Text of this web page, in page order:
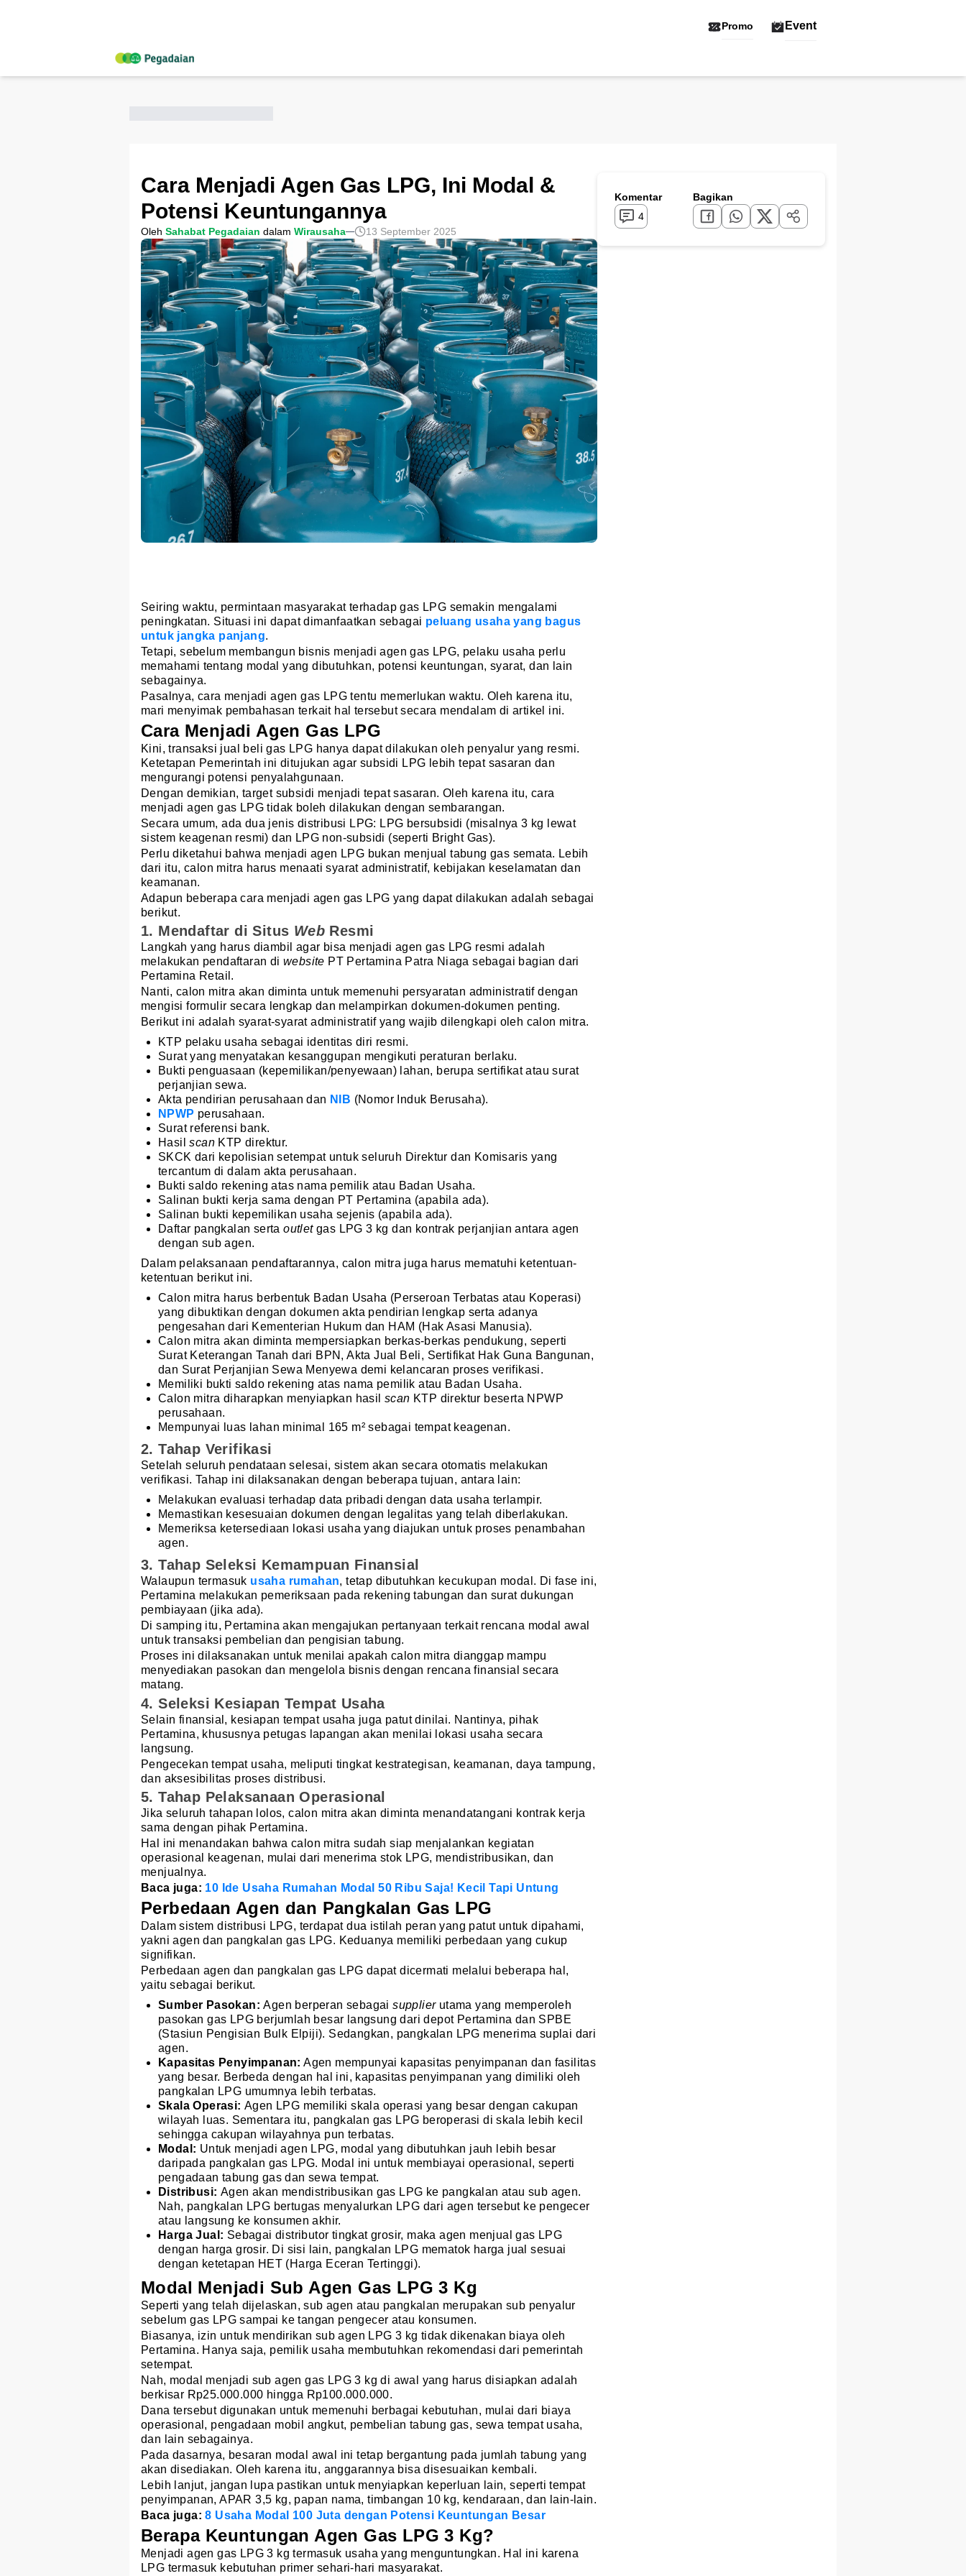
Promo Event
Cara Menjadi Agen Gas LPG, Ini Modal &
Potensi Keuntungannya
Oleh Sahabat Pegadaian dalam Wirausaha 13 September 2025
Seiring waktu, permintaan masyarakat terhadap gas LPG semakin mengalami
peningkatan. Situasi ini dapat dimanfaatkan sebagai peluang usaha yang bagus
untuk jangka panjang.
Tetapi, sebelum membangun bisnis menjadi agen gas LPG, pelaku usaha perlu
memahami tentang modal yang dibutuhkan, potensi keuntungan, syarat, dan lain
sebagainya.
Pasalnya, cara menjadi agen gas LPG tentu memerlukan waktu. Oleh karena itu,
mari menyimak pembahasan terkait hal tersebut secara mendalam di artikel ini.
Cara Menjadi Agen Gas LPG
Kini, transaksi jual beli gas LPG hanya dapat dilakukan oleh penyalur yang resmi.
Ketetapan Pemerintah ini ditujukan agar subsidi LPG lebih tepat sasaran dan
mengurangi potensi penyalahgunaan.
Dengan demikian, target subsidi menjadi tepat sasaran. Oleh karena itu, cara
menjadi agen gas LPG tidak boleh dilakukan dengan sembarangan.
Secara umum, ada dua jenis distribusi LPG: LPG bersubsidi (misalnya 3 kg lewat
sistem keagenan resmi) dan LPG non-subsidi (seperti Bright Gas).
Perlu diketahui bahwa menjadi agen LPG bukan menjual tabung gas semata. Lebih
dari itu, calon mitra harus menaati syarat administratif, kebijakan keselamatan dan
keamanan.
Adapun beberapa cara menjadi agen gas LPG yang dapat dilakukan adalah sebagai
berikut.
1. Mendaftar di Situs Web Resmi
Langkah yang harus diambil agar bisa menjadi agen gas LPG resmi adalah
melakukan pendaftaran di website PT Pertamina Patra Niaga sebagai bagian dari
Pertamina Retail.
Nanti, calon mitra akan diminta untuk memenuhi persyaratan administratif dengan
mengisi formulir secara lengkap dan melampirkan dokumen-dokumen penting.
Berikut ini adalah syarat-syarat administratif yang wajib dilengkapi oleh calon mitra.
KTP pelaku usaha sebagai identitas diri resmi.
Surat yang menyatakan kesanggupan mengikuti peraturan berlaku.
Bukti penguasaan (kepemilikan/penyewaan) lahan, berupa sertifikat atau surat
perjanjian sewa.
Akta pendirian perusahaan dan NIB (Nomor Induk Berusaha).
NPWP perusahaan.
Surat referensi bank.
Hasilscan KTP direktur.
SKCK dari kepolisian setempat untuk seluruh Direktur dan Komisaris yang
tercantum di dalam akta perusahaan.
Bukti saldo rekening atas nama pemilik atau Badan Usaha.
Salinan bukti kerja sama dengan PT Pertamina (apabila ada).
Salinan bukti kepemilikan usaha sejenis (apabila ada).
Daftar pangkalan sertaoutletgas LPG 3 kg dan kontrak perjanjian antara agen
dengan sub agen.
Dalam pelaksanaan pendaftarannya, calon mitra juga harus mematuhi ketentuan-
ketentuan berikut ini.
Calon mitra harus berbentuk Badan Usaha (Perseroan Terbatas atau Koperasi)
yang dibuktikan dengan dokumen akta pendirian lengkap serta adanya
pengesahan dari Kementerian Hukum dan HAM (Hak Asasi Manusia).
Calon mitra akan diminta mempersiapkan berkas-berkas pendukung, seperti
Surat Keterangan Tanah dari BPN, Akta Jual Beli, Sertifikat Hak Guna Bangunan,
dan Surat Perjanjian Sewa Menyewa demi kelancaran proses verifikasi.
Memiliki bukti saldo rekening atas nama pemilik atau Badan Usaha.
Calon mitra diharapkan menyiapkan hasil scan KTP direktur beserta NPWP
perusahaan.
Mempunyai luas lahan minimal 165 m² sebagai tempat keagenan.
2. Tahap Verifikasi
Setelah seluruh pendataan selesai, sistem akan secara otomatis melakukan
verifikasi. Tahap ini dilaksanakan dengan beberapa tujuan, antara lain:
Melakukan evaluasi terhadap data pribadi dengan data usaha terlampir.
Memastikan kesesuaian dokumen dengan legalitas yang telah diberlakukan.
Memeriksa ketersediaan lokasi usaha yang diajukan untuk proses penambahan
agen.
3. Tahap Seleksi Kemampuan Finansial
Walaupun termasuk usaha rumahan, tetap dibutuhkan kecukupan modal. Di fase ini,
Pertamina melakukan pemeriksaan pada rekening tabungan dan surat dukungan
pembiayaan (jika ada).
Di samping itu, Pertamina akan mengajukan pertanyaan terkait rencana modal awal
untuk transaksi pembelian dan pengisian tabung.
Proses ini dilaksanakan untuk menilai apakah calon mitra dianggap mampu
menyediakan pasokan dan mengelola bisnis dengan rencana finansial secara
matang.
4. Seleksi Kesiapan Tempat Usaha
Selain finansial, kesiapan tempat usaha juga patut dinilai. Nantinya, pihak
Pertamina, khususnya petugas lapangan akan menilai lokasi usaha secara
langsung.
Pengecekan tempat usaha, meliputi tingkat kestrategisan, keamanan, daya tampung,
dan aksesibilitas proses distribusi.
5. Tahap Pelaksanaan Operasional
Jika seluruh tahapan lolos, calon mitra akan diminta menandatangani kontrak kerja
sama dengan pihak Pertamina.
Hal ini menandakan bahwa calon mitra sudah siap menjalankan kegiatan
operasional keagenan, mulai dari menerima stok LPG, mendistribusikan, dan
menjualnya.
Baca juga: 10 Ide Usaha Rumahan Modal 50 Ribu Saja! Kecil Tapi Untung
Perbedaan Agen dan Pangkalan Gas LPG
Dalam sistem distribusi LPG, terdapat dua istilah peran yang patut untuk dipahami,
yakni agen dan pangkalan gas LPG. Keduanya memiliki perbedaan yang cukup
signifikan.
Perbedaan agen dan pangkalan gas LPG dapat dicermati melalui beberapa hal,
yaitu sebagai berikut.
Sumber Pasokan:Agen berperan sebagaisupplier utama yang memperoleh
pasokan gas LPG berjumlah besar langsung dari depot Pertamina dan SPBE
(Stasiun Pengisian Bulk Elpiji). Sedangkan, pangkalan LPG menerima suplai dari
agen.
Kapasitas Penyimpanan: Agen mempunyai kapasitas penyimpanan dan fasilitas
yang besar. Berbeda dengan hal ini, kapasitas penyimpanan yang dimiliki oleh
pangkalan LPG umumnya lebih terbatas.
Skala Operasi: Agen LPG memiliki skala operasi yang besar dengan cakupan
wilayah luas. Sementara itu, pangkalan gas LPG beroperasi di skala lebih kecil
sehingga cakupan wilayahnya pun terbatas.
Modal: Untuk menjadi agen LPG, modal yang dibutuhkan jauh lebih besar
daripada pangkalan gas LPG. Modal ini untuk membiayai operasional, seperti
pengadaan tabung gas dan sewa tempat.
Distribusi: Agen akan mendistribusikan gas LPG ke pangkalan atau sub agen.
Nah, pangkalan LPG bertugas menyalurkan LPG dari agen tersebut ke pengecer
atau langsung ke konsumen akhir.
Harga Jual: Sebagai distributor tingkat grosir, maka agen menjual gas LPG
dengan harga grosir. Di sisi lain, pangkalan LPG mematok harga jual sesuai
dengan ketetapan HET (Harga Eceran Tertinggi).
Modal Menjadi Sub Agen Gas LPG 3 Kg
Seperti yang telah dijelaskan, sub agen atau pangkalan merupakan sub penyalur
sebelum gas LPG sampai ke tangan pengecer atau konsumen.
Biasanya, izin untuk mendirikan sub agen LPG 3 kg tidak dikenakan biaya oleh
Pertamina. Hanya saja, pemilik usaha membutuhkan rekomendasi dari pemerintah
setempat.
Nah, modal menjadi sub agen gas LPG 3 kg di awal yang harus disiapkan adalah
berkisar Rp25.000.000 hingga Rp100.000.000.
Dana tersebut digunakan untuk memenuhi berbagai kebutuhan, mulai dari biaya
operasional, pengadaan mobil angkut, pembelian tabung gas, sewa tempat usaha,
dan lain sebagainya.
Pada dasarnya, besaran modal awal ini tetap bergantung pada jumlah tabung yang
akan disediakan. Oleh karena itu, anggarannya bisa disesuaikan kembali.
Lebih lanjut, jangan lupa pastikan untuk menyiapkan keperluan lain, seperti tempat
penyimpanan, APAR 3,5 kg, papan nama, timbangan 10 kg, kendaraan, dan lain-lain.
Baca juga:8 Usaha Modal 100 Juta dengan Potensi Keuntungan Besar
Berapa Keuntungan Agen Gas LPG 3 Kg?
Menjadi agen gas LPG 3 kg termasuk usaha yang menguntungkan. Hal ini karena
LPG termasuk kebutuhan primer sehari-hari masyarakat.
Komentar
4
Bagikan